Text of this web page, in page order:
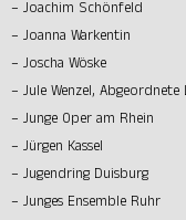
– Joachim Schönfeld
– Joanna Warkentin
– Joscha Wöske
– Jule Wenzel, Abgeordnete
– Junge Oper am Rhein
– Jürgen Kassel
– Jugendring Duisburg
– Junges Ensemble Ruhr